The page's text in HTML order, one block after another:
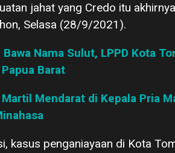
jahat yang Credo itu
Selasa (28/9/2021).
Bawa Nama Sulut, LPPD Kota
Barat
Martil Mendarat di Kepala Pria
kasus penganiayaan di Kota